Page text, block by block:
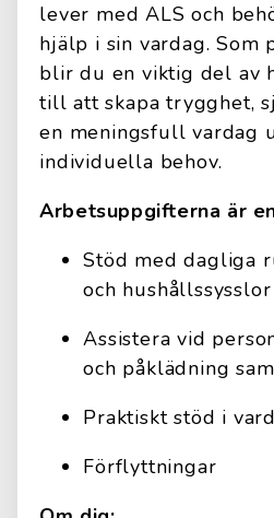
lever med ALS och
hjälp i sin vardag. Som
blir du en viktig del av
till att skapa trygghet,
en meningsfull vardag
individuella behov.
Arbetsuppgifterna är
Stöd med dagliga
och hushållssysslor
Assistera vid
och påklädning
Praktiskt stöd i
Förflyttningar